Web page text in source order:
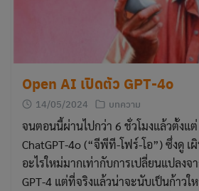
Open AI เปิดตัว GPT-4o
14/05/2024 บทความ
จนตอนนี้ผ่านไปกว่า 6 ชั่วโมงแล้วตั้งแ
ChatGPT-4o (“จีพีที-โฟร์-โอ”) ซึ่งดู เ
อะไรใหม่มากเท่ากับการเปลี่ยนแปลงจ
GPT-4 แต่ที่จริงแล้วน่าจะนับเป็นก้าว